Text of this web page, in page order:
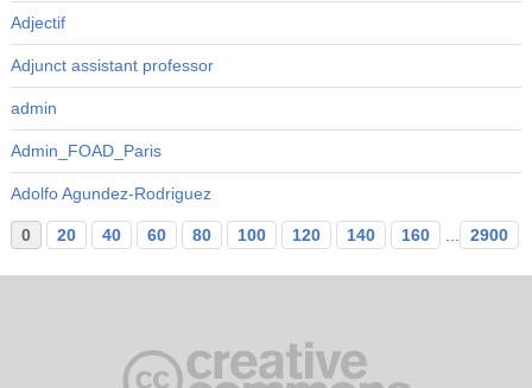
Adjectif
Adjunct assistant professor
admin
Admin_FOAD_Paris
Adolfo Agundez-Rodriguez
0 20 40 60 80 100 120 140 160 ... 2900